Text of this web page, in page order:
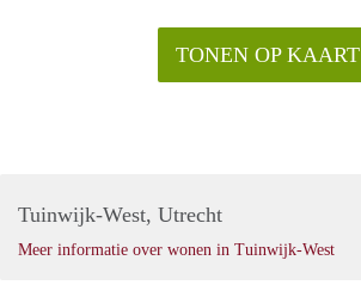
TONEN OP KAART
Tuinwijk-West, Utrecht
Meer informatie over wonen in Tuinwijk-West